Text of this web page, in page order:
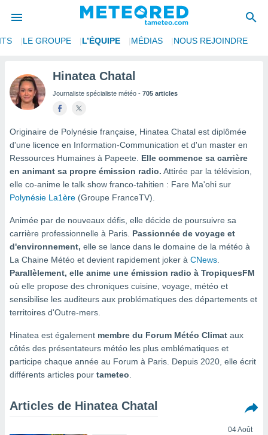
de
a
des
Vous
et
des
par le
ACCEPTER
CONTINUER
LE GROUPE L’ÉQUIPE MÉDIAS NOUS REJOINDRE
Hinatea Chatal
Journaliste spécialiste météo - 705 articles
Originaire de Polynésie française, Hinatea Chatal est diplômée
d'une licence en Information-Communication et d'un master en
Ressources Humaines à Papeete. Elle commence sa carrière
en animant sa propre émission radio. Attirée par la télévision,
elle co-anime le talk show franco-tahitien : Fare Ma'ohi sur
Polynésie La1ère (Groupe FranceTV).
Animée par de nouveaux défis, elle décide de poursuivre sa
carrière professionnelle à Paris. Passionnée de voyage et
d'environnement, elle se lance dans le domaine de la météo à
La Chaine Météo et devient rapidement joker à CNews.
Parallèlement, elle anime une émission radio à TropiquesFM
où elle propose des chroniques cuisine, voyage, météo et
sensibilise les auditeurs aux problématiques des départements et
territoires d'Outre-mers.
Hinatea est également membre du Forum Météo Climat aux
côtés des présentateurs météo les plus emblématiques et
participe chaque année au Forum à Paris. Depuis 2020, elle écrit
différents articles pour tameteo.
Articles de Hinatea Chatal
04 Août